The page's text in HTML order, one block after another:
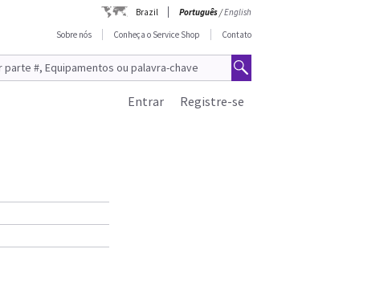
Brazil Português/English
Sobre nós
Conheça o Service Shop Contato
Registre-se
Entrar